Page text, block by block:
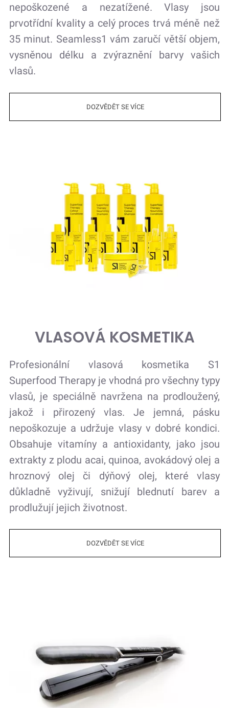
nepoškozené a nezatížené. Vlasy jsou
prvotřídní kvality a celý proces trvá méně než
35 minut. Seamless1 vám zaručí větší objem,
vysněnou délku a zvýraznění barvy vašich
vlasů.
DOZVĚDĚT SE VÍCE
VLASOVÁ KOSMETIKA
Profesionální vlasová kosmetika S1
Superfood Therapy je vhodná pro všechny typy
vlasů, je speciálně navržena na prodloužený,
jakož i přirozený vlas. Je jemná, pásku
nepoškozuje a udržuje vlasy v dobré kondici.
Obsahuje vitamíny a antioxidanty, jako jsou
extrakty z plodu acai, quinoa, avokádový olej a
hroznový olej či dýňový olej, které vlasy
důkladně vyživují, snižují blednutí barev a
prodlužují jejich životnost.
DOZVĚDĚT SE VÍCE